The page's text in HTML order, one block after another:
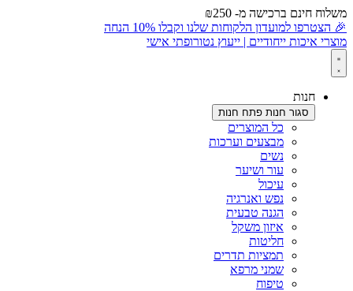
לתוכן
משלוח חינם ברכישה מ- ₪250
🎉 הצטרפו למועדון הלקוחות שלנו וקבלו 10% הנחה
מוצרי איכות ייחודיים | ייעוץ נטורופתי אישי
חנות
סגור חנות פתח חנות
כל המוצרים
מבצעים וערכות
נשים
עור ושיער
עיכול
נפש ואנרגיה
הגנה טבעית
איזון משקל
חליטות
תמציות תדרים
שמני מרפא
טיפוח